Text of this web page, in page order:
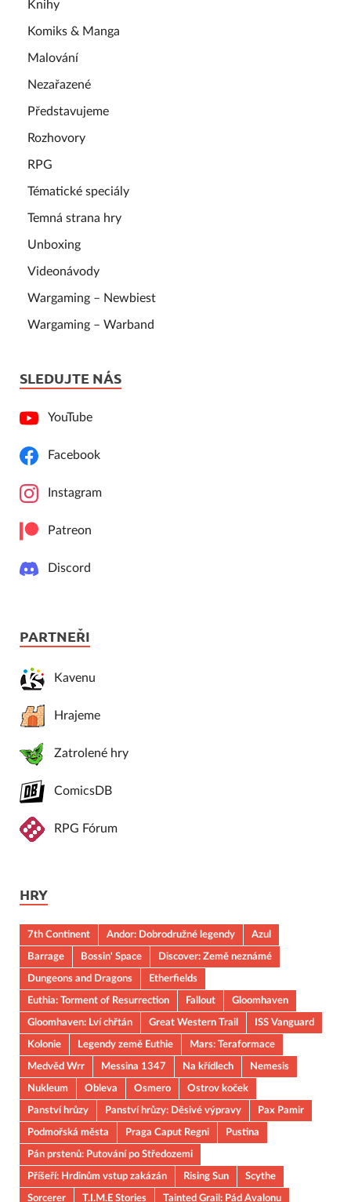
Knihy
Komiks & Manga
Malování
Nezařazené
Představujeme
Rozhovory
RPG
Tématické speciály
Temná strana hry
Unboxing
Videonávody
Wargaming – Newbiest
Wargaming – Warband
SLEDUJTE NÁS
YouTube
Facebook
Instagram
Patreon
Discord
PARTNEŘI
Kavenu
Hrajeme
Zatrolené hry
ComicsDB
RPG Fórum
HRY
7th Continent Andor: Dobrodružné legendy
Azul
Barrage
Bossin' Space
Discover: Země neznámé
Dungeons and Dragons
Etherfields
Euthia: Torment of Resurrection
Fallout
Gloomhaven
Gloomhaven: Lví chřtán
Great Western Trail
ISS Vanguard
Kolonie
Legendy země Euthie
Mars: Teraformace
Medvěd Wrr
Messina 1347 Na křídlech
Nemesis
Nukleum
Obleva Osmero
Ostrov koček
Panství hrůzy
Panství hrůzy: Děsivé výpravy
Pax Pamir
Podmořská města
Praga Caput Regni
Pustina
Pán prstenů: Putování po Středozemi
Příšeří: Hrdinům vstup zakázán
Rising Sun
Scythe
Sorcerer
T.I.M.E Stories Tainted Grail: Pád Avalonu